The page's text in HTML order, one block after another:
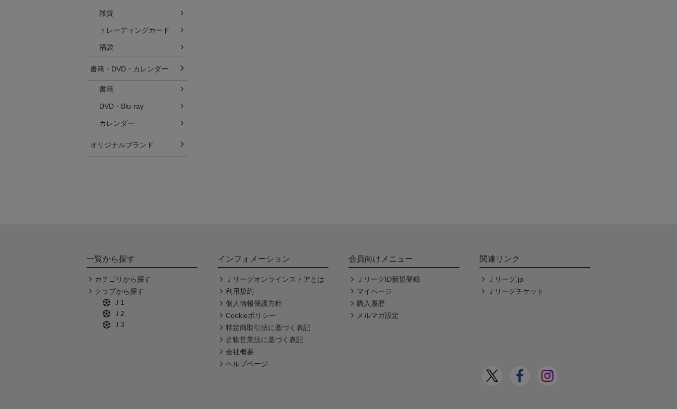
雑貨
トレーディングカード
福袋
書籍・DVD・カレンダー
書籍
DVD・Blu-ray
カレンダー
オリジナルブランド
一覧から探す
カテゴリから探す
クラブから探す
Ｊ1
Ｊ2
Ｊ3
インフォメーション
Ｊリーグオンラインストアとは
利用規約
個人情報保護方針
Cookieポリシー
特定商取引法に基づく表記
古物営業法に基づく表記
会社概要
ヘルプページ
会員向けメニュー
ＪリーグID新規登録
マイページ
購入履歴
メルマガ設定
関連リンク
Ｊリーグ.jp
Ｊリーグチケット